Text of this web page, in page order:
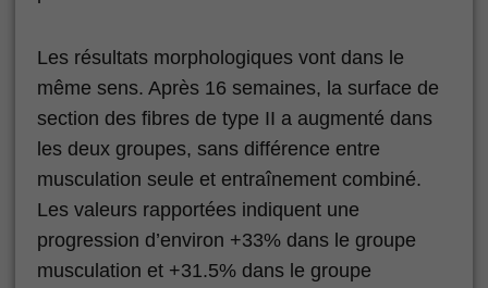
Les résultats morphologiques vont dans le
même sens. Après 16 semaines, la surface de
section des fibres de type II a augmenté dans
les deux groupes, sans différence entre
musculation seule et entraînement combiné.
Les valeurs rapportées indiquent une
progression d’environ +33% dans le groupe
musculation et +31.5% dans le groupe